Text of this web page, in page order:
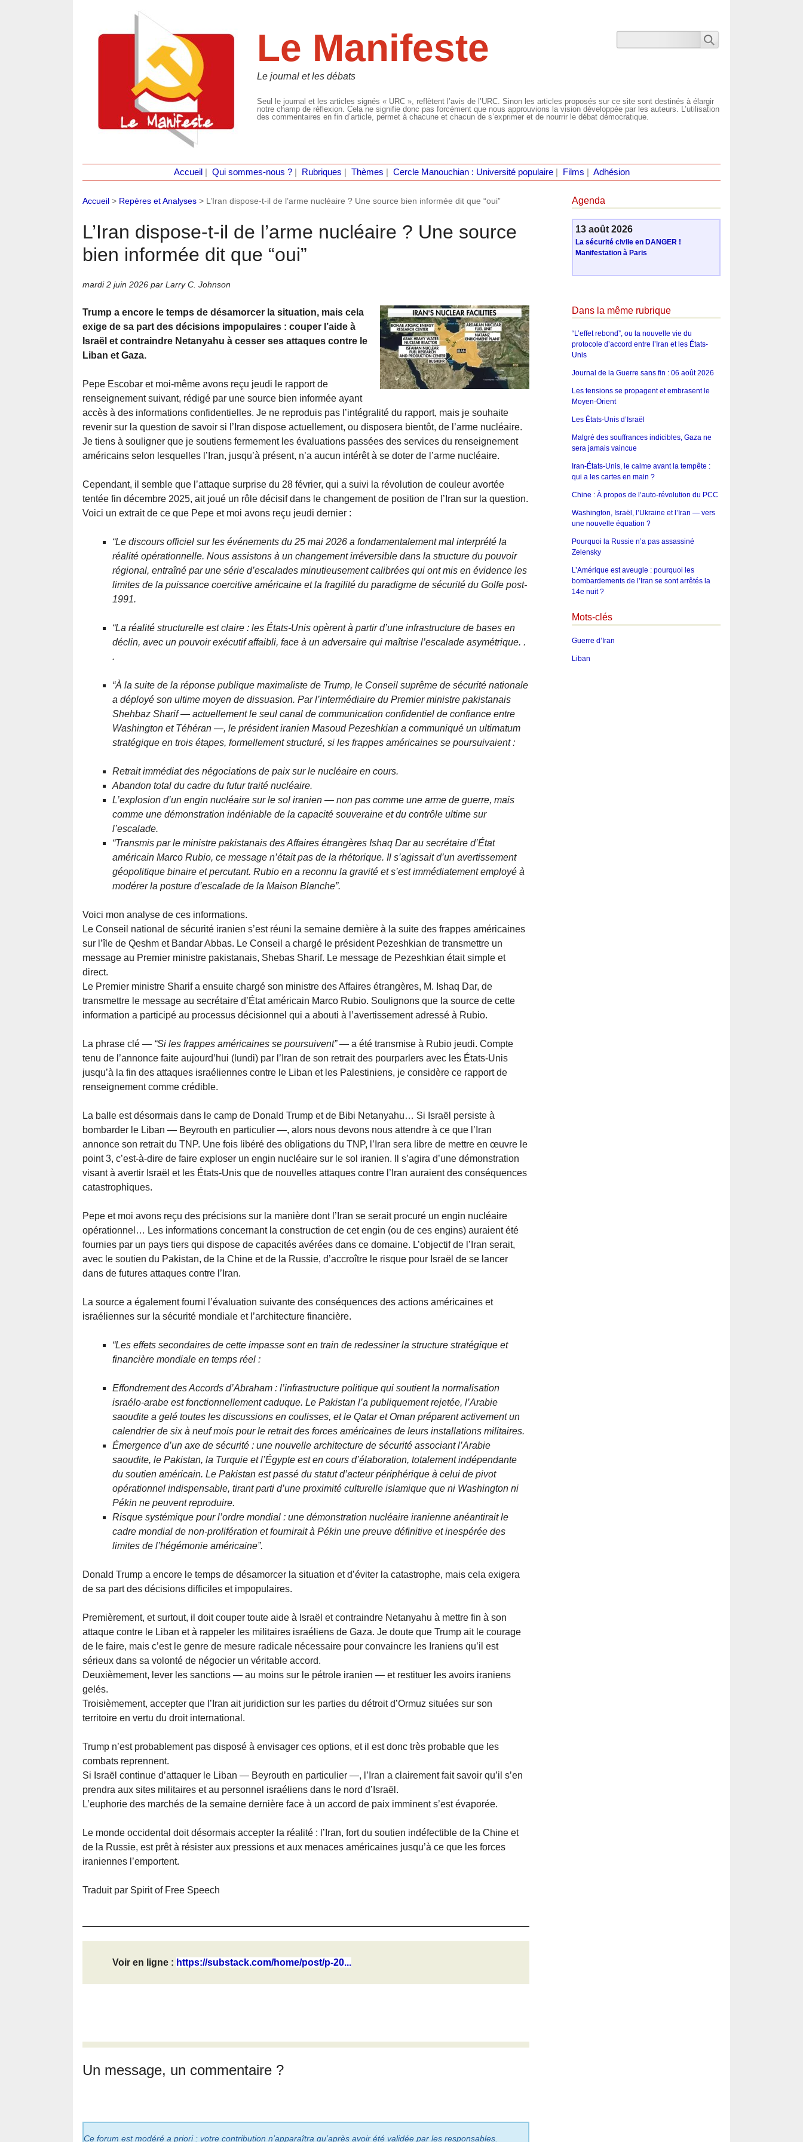
Le Manifeste
Le journal et les débats
Seul le journal et les articles signés « URC », reflètent l’avis de l’URC. Sinon les articles proposés sur ce site sont destinés à élargir
notre champ de réflexion. Cela ne signifie donc pas forcément que nous approuvions la vision développée par les auteurs. L’utilisation
des commentaires en fin d’article, permet à chacune et chacun de s’exprimer et de nourrir le débat démocratique.
Accueil Qui sommes-nous ?| Rubriques Thèmes Cercle Manouchian : Université populaire| Films Adhésion
Accueil > Repères et Analyses > L’Iran dispose-t-il de l’arme nucléaire ? Une source bien informée dit que “oui”
L’Iran dispose-t-il de l’arme nucléaire ? Une source
bien informée dit que “oui”
mardi 2 juin 2026 par Larry C. Johnson
Trump a encore le temps de désamorcer la situation, mais cela
exige de sa part des décisions impopulaires : couper l’aide à
Israël et contraindre Netanyahu à cesser ses attaques contre le
Liban et Gaza.
Pepe Escobar et moi-même avons reçu jeudi le rapport de
renseignement suivant, rédigé par une source bien informée ayant
accès à des informations confidentielles. Je ne reproduis pas l’intégralité du rapport, mais je souhaite
revenir sur la question de savoir si l’Iran dispose actuellement, ou disposera bientôt, de l’arme nucléaire.
Je tiens à souligner que je soutiens fermement les évaluations passées des services du renseignement
américains selon lesquelles l’Iran, jusqu’à présent, n’a aucun intérêt à se doter de l’arme nucléaire.
Cependant, il semble que l’attaque surprise du 28 février, qui a suivi la révolution de couleur avortée
tentée fin décembre 2025, ait joué un rôle décisif dans le changement de position de l’Iran sur la question.
Voici un extrait de ce que Pepe et moi avons reçu jeudi dernier :
“Le discours officiel sur les événements du 25 mai 2026 a fondamentalement mal interprété la
réalité opérationnelle. Nous assistons à un changement irréversible dans la structure du pouvoir
régional, entraîné par une série d’escalades minutieusement calibrées qui ont mis en évidence les
limites de la puissance coercitive américaine et la fragilité du paradigme de sécurité du Golfe post-
1991.
“La réalité structurelle est claire : les États-Unis opèrent à partir d’une infrastructure de bases en
déclin, avec un pouvoir exécutif affaibli, face à un adversaire qui maîtrise l’escalade asymétrique. .
.
“À la suite de la réponse publique maximaliste de Trump, le Conseil suprême de sécurité nationale
a déployé son ultime moyen de dissuasion. Par l’intermédiaire du Premier ministre pakistanais
Shehbaz Sharif — actuellement le seul canal de communication confidentiel de confiance entre
Washington et Téhéran —, le président iranien Masoud Pezeshkian a communiqué un ultimatum
stratégique en trois étapes, formellement structuré, si les frappes américaines se poursuivaient :
Retrait immédiat des négociations de paix sur le nucléaire en cours.
Abandon total du cadre du futur traité nucléaire.
L’explosion d’un engin nucléaire sur le sol iranien — non pas comme une arme de guerre, mais
comme une démonstration indéniable de la capacité souveraine et du contrôle ultime sur
l’escalade.
“Transmis par le ministre pakistanais des Affaires étrangères Ishaq Dar au secrétaire d’État
américain Marco Rubio, ce message n’était pas de la rhétorique. Il s’agissait d’un avertissement
géopolitique binaire et percutant. Rubio en a reconnu la gravité et s’est immédiatement employé à
modérer la posture d’escalade de la Maison Blanche”.
Voici mon analyse de ces informations.
Le Conseil national de sécurité iranien s’est réuni la semaine dernière à la suite des frappes américaines
sur l’île de Qeshm et Bandar Abbas. Le Conseil a chargé le président Pezeshkian de transmettre un
message au Premier ministre pakistanais, Shebas Sharif. Le message de Pezeshkian était simple et
direct.
Le Premier ministre Sharif a ensuite chargé son ministre des Affaires étrangères, M. Ishaq Dar, de
transmettre le message au secrétaire d’État américain Marco Rubio. Soulignons que la source de cette
information a participé au processus décisionnel qui a abouti à l’avertissement adressé à Rubio.
La phrase clé — “Si les frappes américaines se poursuivent”— a été transmise à Rubio jeudi. Compte
tenu de l’annonce faite aujourd’hui (lundi) par l’Iran de son retrait des pourparlers avec les États-Unis
jusqu’à la fin des attaques israéliennes contre le Liban et les Palestiniens, je considère ce rapport de
renseignement comme crédible.
La balle est désormais dans le camp de Donald Trump et de Bibi Netanyahu… Si Israël persiste à
bombarder le Liban — Beyrouth en particulier —, alors nous devons nous attendre à ce que l’Iran
annonce son retrait du TNP. Une fois libéré des obligations du TNP, l’Iran sera libre de mettre en œuvre le
point 3, c’est-à-dire de faire exploser un engin nucléaire sur le sol iranien. Il s’agira d’une démonstration
visant à avertir Israël et les États-Unis que de nouvelles attaques contre l’Iran auraient des conséquences
catastrophiques.
Pepe et moi avons reçu des précisions sur la manière dont l’Iran se serait procuré un engin nucléaire
opérationnel… Les informations concernant la construction de cet engin (ou de ces engins) auraient été
fournies par un pays tiers qui dispose de capacités avérées dans ce domaine. L’objectif de l’Iran serait,
avec le soutien du Pakistan, de la Chine et de la Russie, d’accroître le risque pour Israël de se lancer
dans de futures attaques contre l’Iran.
La source a également fourni l’évaluation suivante des conséquences des actions américaines et
israéliennes sur la sécurité mondiale et l’architecture financière.
“Les effets secondaires de cette impasse sont en train de redessiner la structure stratégique et
financière mondiale en temps réel :
Effondrement des Accords d’Abraham : l’infrastructure politique qui soutient la normalisation
israélo-arabe est fonctionnellement caduque. Le Pakistan l’a publiquement rejetée, l’Arabie
saoudite a gelé toutes les discussions en coulisses, et le Qatar et Oman préparent activement un
calendrier de six à neuf mois pour le retrait des forces américaines de leurs installations militaires.
Émergence d’un axe de sécurité : une nouvelle architecture de sécurité associant l’Arabie
saoudite, le Pakistan, la Turquie et l’Égypte est en cours d’élaboration, totalement indépendante
du soutien américain. Le Pakistan est passé du statut d’acteur périphérique à celui de pivot
opérationnel indispensable, tirant parti d’une proximité culturelle islamique que ni Washington ni
Pékin ne peuvent reproduire.
Risque systémique pour l’ordre mondial : une démonstration nucléaire iranienne anéantirait le
cadre mondial de non-prolifération et fournirait à Pékin une preuve définitive et inespérée des
limites de l’hégémonie américaine”.
Donald Trump a encore le temps de désamorcer la situation et d’éviter la catastrophe, mais cela exigera
de sa part des décisions difficiles et impopulaires.
Premièrement, et surtout, il doit couper toute aide à Israël et contraindre Netanyahu à mettre fin à son
attaque contre le Liban et à rappeler les militaires israéliens de Gaza. Je doute que Trump ait le courage
de le faire, mais c’est le genre de mesure radicale nécessaire pour convaincre les Iraniens qu’il est
sérieux dans sa volonté de négocier un véritable accord.
Deuxièmement, lever les sanctions — au moins sur le pétrole iranien — et restituer les avoirs iraniens
gelés.
Troisièmement, accepter que l’Iran ait juridiction sur les parties du détroit d’Ormuz situées sur son
territoire en vertu du droit international.
Trump n’est probablement pas disposé à envisager ces options, et il est donc très probable que les
combats reprennent.
Si Israël continue d’attaquer le Liban — Beyrouth en particulier —, l’Iran a clairement fait savoir qu’il s’en
prendra aux sites militaires et au personnel israéliens dans le nord d’Israël.
L’euphorie des marchés de la semaine dernière face à un accord de paix imminent s’est évaporée.
Le monde occidental doit désormais accepter la réalité : l’Iran, fort du soutien indéfectible de la Chine et
de la Russie, est prêt à résister aux pressions et aux menaces américaines jusqu’à ce que les forces
iraniennes l’emportent.
Traduit par Spirit of Free Speech
Voir en ligne : https://substack.com/home/post/p-20...
Un message, un commentaire ?
Ce forum est modéré a priori : votre contribution n’apparaîtra qu’après avoir été validée par les responsables.
Agenda
13 août 2026
La sécurité civile en DANGER !
Manifestation à Paris
Dans la même rubrique
“L’effet rebond”, ou la nouvelle vie du
protocole d’accord entre l’Iran et les États-
Unis
Journal de la Guerre sans fin : 06 août 2026
Les tensions se propagent et embrasent le
Moyen-Orient
Les États-Unis d’Israël
Malgré des souffrances indicibles, Gaza ne
sera jamais vaincue
Iran-États-Unis, le calme avant la tempête :
qui a les cartes en main ?
Chine : À propos de l’auto-révolution du PCC
Washington, Israël, l’Ukraine et l’Iran — vers
une nouvelle équation ?
Pourquoi la Russie n’a pas assassiné
Zelensky
L’Amérique est aveugle : pourquoi les
bombardements de l’Iran se sont arrêtés la
14e nuit ?
Mots-clés
Guerre d’Iran
Liban